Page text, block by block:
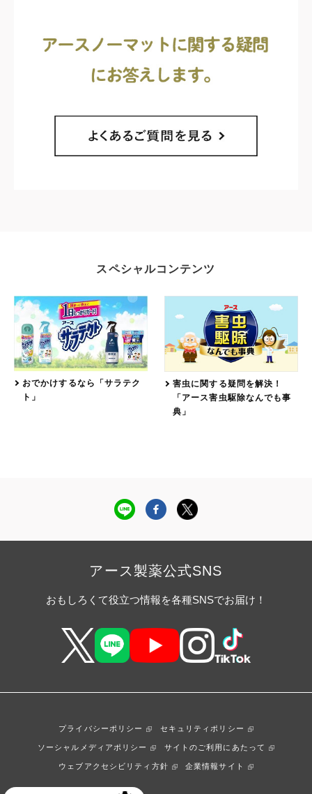
スペシャルコンテンツ
おでかけするなら「サラテク
ト」
害虫に関する疑問を解決！
「アース害虫駆除なんでも事
典」
アース製薬公式SNS
おもしろくて役立つ情報を各種SNSでお届け！
プライバシーポリシー セキュリティポリシー
ソーシャルメディアポリシー サイトのご利用にあたって
ウェブアクセシビリティ方針 企業情報サイト